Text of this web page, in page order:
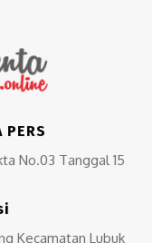
PERS
No.03 Tanggal 15
Kecamatan Lubuk